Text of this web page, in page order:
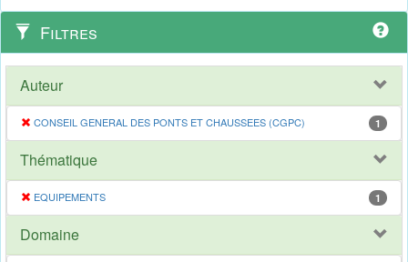
Filtres
Auteur
CONSEIL GENERAL DES PONTS ET CHAUSSEES (CGPC) 1
Thématique
EQUIPEMENTS 1
Domaine